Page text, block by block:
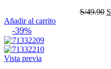
S/49.90
Añadir al carrito
-39%
Vista previa